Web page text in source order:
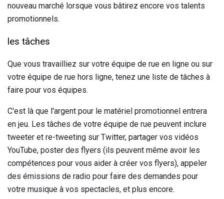
nouveau marché lorsque vous bâtirez encore vos talents
promotionnels.
les tâches
Que vous travailliez sur votre équipe de rue en ligne ou sur
votre équipe de rue hors ligne, tenez une liste de tâches à
faire pour vos équipes.
C'est là que l'argent pour le matériel promotionnel entrera
en jeu. Les tâches de votre équipe de rue peuvent inclure
tweeter et re-tweeting sur Twitter, partager vos vidéos
YouTube, poster des flyers (ils peuvent même avoir les
compétences pour vous aider à créer vos flyers), appeler
des émissions de radio pour faire des demandes pour
votre musique à vos spectacles, et plus encore.